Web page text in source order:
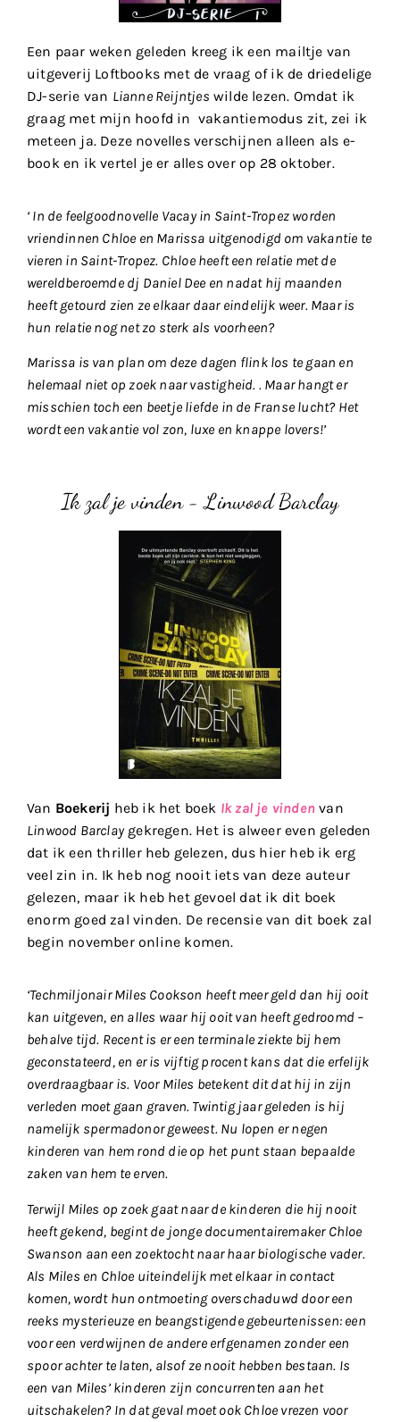
Een paar weken geleden kreeg ik een mailtje van
uitgeverij Loftbooks met de vraag of ik de driedelige
DJ-serie van Lianne Reijntjes wilde lezen. Omdat ik
graag met mijn hoofd in vakantiemodus zit, zei ik
meteen ja. Deze novelles verschijnen alleen als e-
book en ik vertel je er alles over op 28 oktober.
‘ In de feelgoodnovelle Vacay in Saint-Tropez worden
vriendinnen Chloe en Marissa uitgenodigd om vakantie te
vieren in Saint-Tropez. Chloe heeft een relatie met de
wereldberoemde dj Daniel Dee en nadat hij maanden
heeft getourd zien ze elkaar daar eindelijk weer. Maar is
hun relatie nog net zo sterk als voorheen?
Marissa is van plan om deze dagen flink los te gaan en
helemaal niet op zoek naar vastigheid. . Maar hangt er
misschien toch een beetje liefde in de Franse lucht? Het
wordt een vakantie vol zon, luxe en knappe lovers!’
Ik zal je vinden - Linwood Barclay
Van Boekerij heb ik het boek Ik zal je vinden van
Linwood Barclaygekregen. Het is alweer even geleden
dat ik een thriller heb gelezen, dus hier heb ik erg
veel zin in. Ik heb nog nooit iets van deze auteur
gelezen, maar ik heb het gevoel dat ik dit boek
enorm goed zal vinden. De recensie van dit boek zal
begin november online komen.
‘Techmiljonair Miles Cookson heeft meer geld dan hij ooit
kan uitgeven, en alles waar hij ooit van heeft gedroomd –
behalve tijd. Recent is er een terminale ziekte bij hem
geconstateerd, en er is vijftig procent kans dat die erfelijk
overdraagbaar is. Voor Miles betekent dit dat hij in zijn
verleden moet gaan graven. Twintig jaar geleden is hij
namelijk spermadonor geweest. Nu lopen er negen
kinderen van hem rond die op het punt staan bepaalde
zaken van hem te erven.
Terwijl Miles op zoek gaat naar de kinderen die hij nooit
heeft gekend, begint de jonge documentairemaker Chloe
Swanson aan een zoektocht naar haar biologische vader.
Als Miles en Chloe uiteindelijk met elkaar in contact
komen, wordt hun ontmoeting overschaduwd door een
reeks mysterieuze en beangstigende gebeurtenissen: een
voor een verdwijnen de andere erfgenamen zonder een
spoor achter te laten, alsof ze nooit hebben bestaan. Is
een van Miles’ kinderen zijn concurrenten aan het
uitschakelen? In dat geval moet ook Chloe vrezen voor